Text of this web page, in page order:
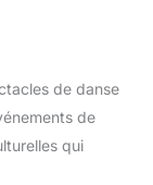
de danse
de
qui